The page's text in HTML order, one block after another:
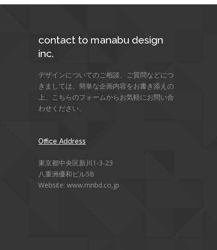
contact to manabu design
inc.
デザインについてのご相談、ご質問などにつ
きましては、簡単な企画内容をお書き添えの
上、こちらのフォームからお気軽にお問い合
わせください。
Office Address
東京都中央区新川1-3-23
八重洲優和ビル5B
Website: www.mnbd.co,jp